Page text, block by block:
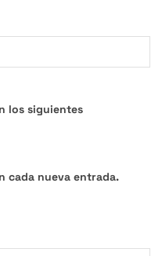
los siguientes
cada nueva entrada.